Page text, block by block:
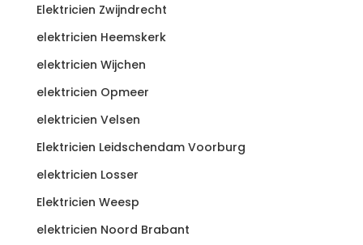
Elektricien Zwijndrecht
elektricien Heemskerk
elektricien Wijchen
elektricien Opmeer
elektricien Velsen
Elektricien Leidschendam Voorburg
elektricien Losser
Elektricien Weesp
elektricien Noord Brabant